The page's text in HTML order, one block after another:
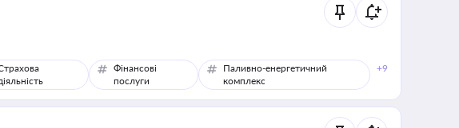
Фінансові
послуги
Паливно-енергетичний
комплекс
+9